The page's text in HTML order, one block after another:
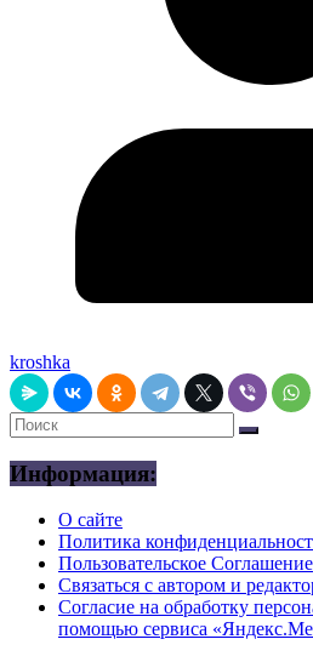
kroshka
Информация:
О сайте
Политика
Пользовательское Соглашение
Связаться с автором и
Согласие на обработку
помощью сервиса